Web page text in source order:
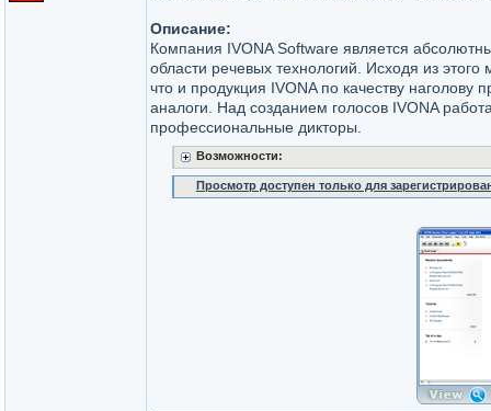
Описание:
Компания IVONA Software является
области речевых технологий. Исходя из этого
что и продукция IVONA по качеству наголову
аналоги. Над созданием голосов IVONA
профессиональные дикторы.
Возможности:
Просмотр доступен только для